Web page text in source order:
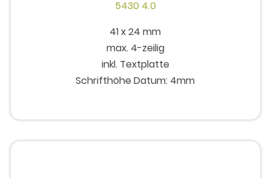
41 x 24 mm
max. 4-zeilig
inkl. Textplatte
Schrifthöhe Datum: 4mm